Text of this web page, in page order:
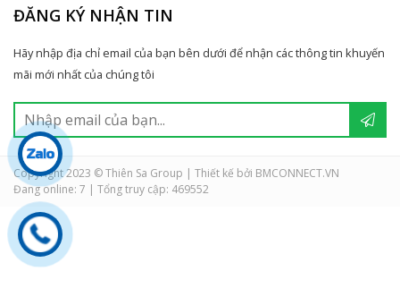
ĐĂNG KÝ NHẬN TIN
Hãy nhập địa chỉ email của bạn bên dưới để nhận các thông tin khuyến
mãi mới nhất của chúng tôi
Copyright 2023 © Thiên Sa Group | Thiết kế bởi BMCONNECT.VN
Đang online: 7 | Tổng truy cập: 469552